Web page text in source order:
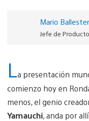
Mario
Jefe de
La presentación
comienzo hoy en
menos, el genio
Yamauchi, anda por